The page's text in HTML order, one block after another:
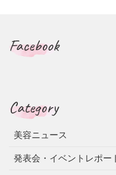
Facebook
Category
美容ニュース
発表会・イベントレポー